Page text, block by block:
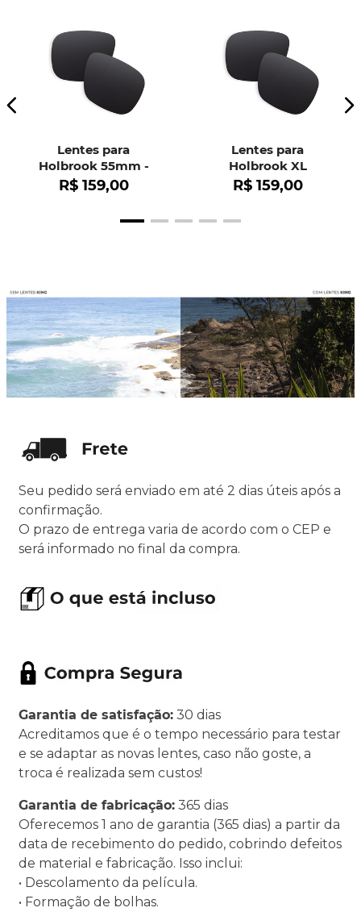
Lentes para
Holbrook 55mm -
OO9102
R$ 159,00
Lentes para
Holbrook XL
R$ 159,00
Seu pedido será enviado em até 2 dias úteis após a
confirmação.
O prazo de entrega varia de acordo com o CEP e
será informado no final da compra.
Garantia de satisfação: 30 dias
Acreditamos que é o tempo necessário para testar
e se adaptar as novas lentes, caso não goste, a
troca é realizada sem custos!
Garantia de fabricação: 365 dias
Oferecemos 1 ano de garantia (365 dias) a partir da
data de recebimento do pedido, cobrindo defeitos
de material e fabricação. Isso inclui:
• Descolamento da película.
• Formação de bolhas.